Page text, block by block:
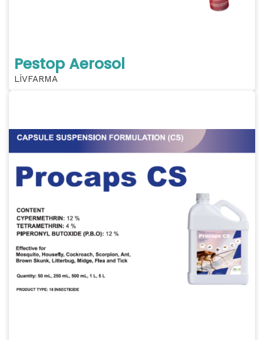
Pestop Aerosol
LİVFARMA